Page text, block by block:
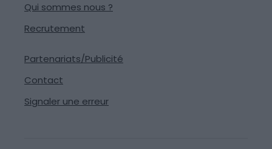
Qui sommes nous ?
Recrutement
Partenariats/Publicité
Contact
Signaler une erreur